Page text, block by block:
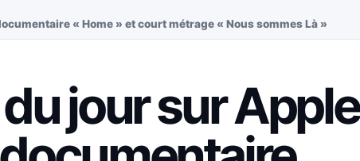
« Home » et court métrage « Nous sommes Là »
jour sur Apple